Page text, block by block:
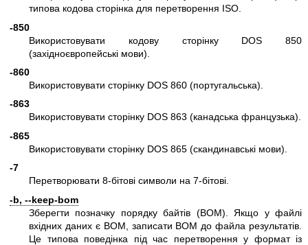
типова кодова сторінка для перетворення ISO.
-850
Використовувати кодову сторінку DOS 850
(західноєвропейські мови).
-860
Використовувати сторінку DOS 860 (португальська).
-863
Використовувати сторінку DOS 863 (канадська французька).
-865
Використовувати сторінку DOS 865 (скандинавські мови).
-7
Перетворювати 8-бітові символи на 7-бітові.
-b, --keep-bom
Зберегти позначку порядку байтів (BOM). Якщо у файлі
вхідних даних є BOM, записати BOM до файла результатів.
Це типова поведінка під час перетворення у формат із